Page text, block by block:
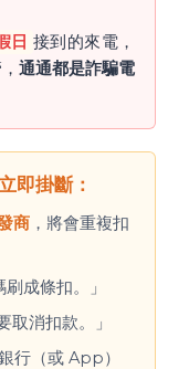
日 接到的來電，
通通都是詐騙電
即掛斷：
商 ，將會重複扣
成條扣。」
取消扣款。」
行（或 App）